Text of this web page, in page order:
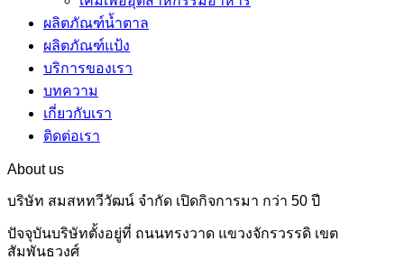
ผลิตภัณฑ์น้ำตาล
ผลิตภัณฑ์แป้ง
บริการของเรา
บทความ
เกี่ยวกับเรา
ติดต่อเรา
About us
บริษัท สมสหทวีวัฒน์ จำกัด เปิดกิจการมา กว่า 50 ปี
ปัจจุบันบริษัทตั้งอยู่ที่ ถนนทรงวาด แขวงจักรวรรดิ เขต
สัมพันธวงศ์